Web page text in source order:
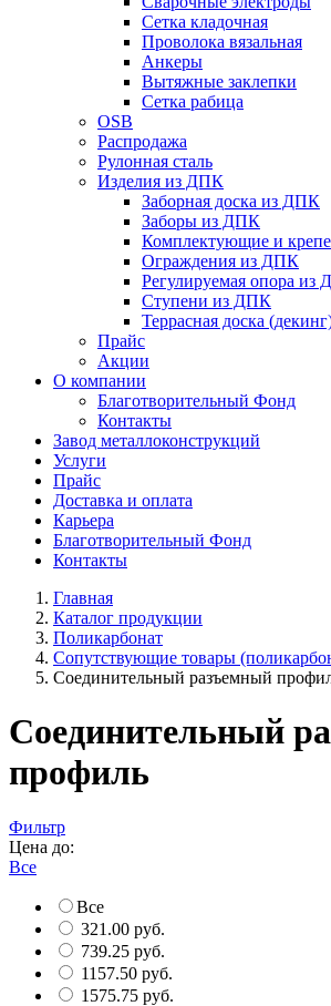
Сетка кладочная
Проволока вязальная
Анкеры
Вытяжные заклепки
Сетка рабица
OSB
Распродажа
Рулонная сталь
Изделия из ДПК
Заборная доска из ДПК
Заборы из ДПК
Комплектующие и
Ограждения из ДПК
Регулируемая опора из
Ступени из ДПК
Террасная доска
Прайс
Акции
О компании
Благотворительный Фонд
Контакты
Завод металлоконструкций
Услуги
Прайс
Доставка и оплата
Карьера
Благотворительный Фонд
Контакты
Главная
Каталог продукции
Поликарбонат
Сопутствующие товары
Соединительный разъемный
Соединительный
профиль
Фильтр
Цена до:
Все
Все
321.00 руб.
739.25 руб.
1157.50 руб.
1575.75 руб.